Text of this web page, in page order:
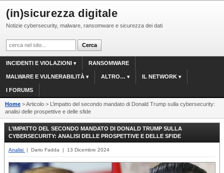
(in)sicurezza digitale
Notizie cybersecurity, malware, ransomware e sicurezza dei dati
INCIDENTI E VIOLAZIONI RANSOMWARE
MALWARE E VULNERABILITÀ ALTRO… IL NETWORK
I FORUMS
Home > Articolo > L’impatto del secondo mandato di Donald Trump sulla cybersecurity:
analisi delle prospettive e delle sfide
L’IMPATTO DEL SECONDO MANDATO DI DONALD TRUMP SULLA
CYBERSECURITY: ANALISI DELLE PROSPETTIVE E DELLE SFIDE
Analisi | Dario Fadda | 13 Dicembre 2024